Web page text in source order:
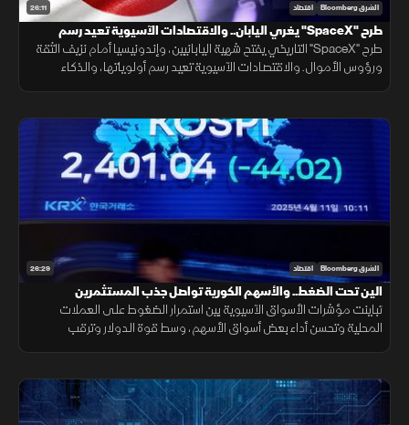
26:11 الشرق Bloomberg اقتصاد
طرح "SpaceX" يغري اليابان.. والاقتصادات الآسيوية تعيد رسم
أولوياتها
طرح "SpaceX" التاريخي يفتح شهية اليابانيين، وإندونيسيا أمام نزيف الثقة
ورؤوس الأموال. والاقتصادات الآسيوية تعيد رسم أولوياتها، والذكاء
26:29 الشرق Bloomberg اقتصاد
الين تحت الضغط.. والأسهم الكورية تواصل جذب المستثمرين
تباينت مؤشرات الأسواق الآسيوية بين استمرار الضغوط على العملات
المحلية وتحسن أداء بعض أسواق الأسهم، وسط قوة الدولار وترقب